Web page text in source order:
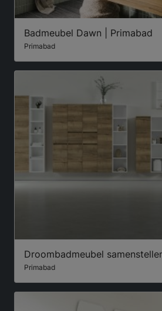
Badmeubel Dawn | Primabad
Primabad
Droombadmeubel
Primabad